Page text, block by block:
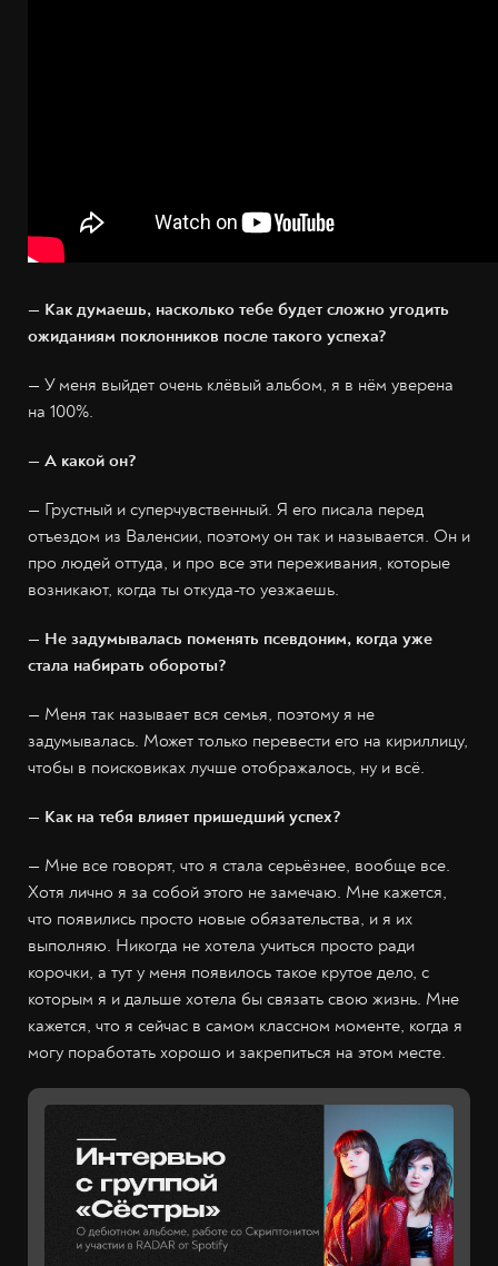
— Как думаешь, насколько тебе будет сложно угодить
ожиданиям поклонников после такого успеха?
— У меня выйдет очень клёвый альбом, я в нём уверена
на 100%.
— А какой он?
— Грустный и суперчувственный. Я его писала перед
отъездом из Валенсии, поэтому он так и называется. Он и
про людей оттуда, и про все эти переживания, которые
возникают, когда ты откуда-то уезжаешь.
— Не задумывалась поменять псевдоним, когда уже
стала набирать обороты?
— Меня так называет вся семья, поэтому я не
задумывалась. Может только перевести его на кириллицу,
чтобы в поисковиках лучше отображалось, ну и всё.
— Как на тебя влияет пришедший успех?
— Мне все говорят, что я стала серьёзнее, вообще все.
Хотя лично я за собой этого не замечаю. Мне кажется,
что появились просто новые обязательства, и я их
выполняю. Никогда не хотела учиться просто ради
корочки, а тут у меня появилось такое крутое дело, с
которым я и дальше хотела бы связать свою жизнь. Мне
кажется, что я сейчас в самом классном моменте, когда я
могу поработать хорошо и закрепиться на этом месте.